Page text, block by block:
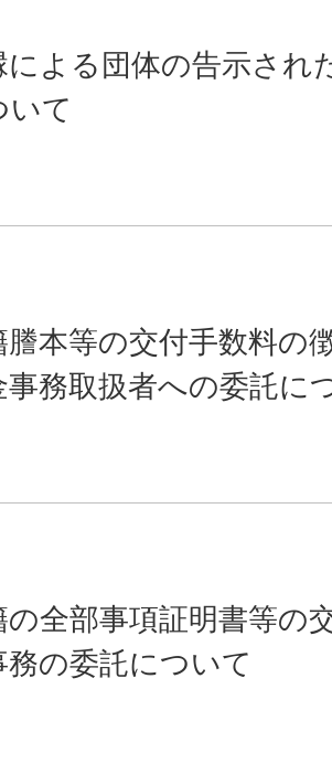
による団体の告示され
いて
謄本等の交付手数料の
事務取扱者への委託に
の全部事項証明書等の
務の委託について